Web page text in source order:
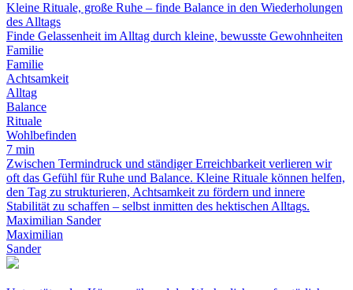
Kleine Rituale, große Ruhe – finde Balance in den Wiederholungen
des Alltags
Finde Gelassenheit im Alltag durch kleine, bewusste Gewohnheiten
Familie
Familie
Achtsamkeit
Alltag
Balance
Rituale
Wohlbefinden
7 min
Zwischen Termindruck und ständiger Erreichbarkeit verlieren wir
oft das Gefühl für Ruhe und Balance. Kleine Rituale können helfen,
den Tag zu strukturieren, Achtsamkeit zu fördern und innere
Stabilität zu schaffen – selbst inmitten des hektischen Alltags.
Maximilian Sander
Maximilian
Sander